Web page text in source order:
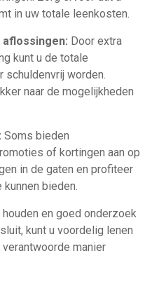
in uw totale leenkosten.
Door extra
kunt u de totale
schuldenvrij worden.
naar de mogelijkheden
Soms bieden
of kortingen aan op
in de gaten en profiteer
bieden.
en goed onderzoek
kunt u voordelig lenen
manier